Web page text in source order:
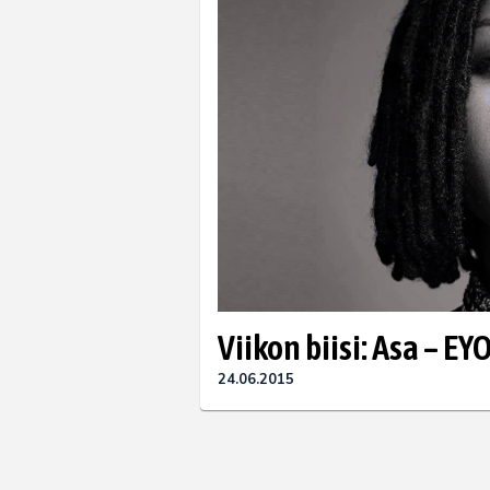
Viikon biisi: Asa –
24.06.2015